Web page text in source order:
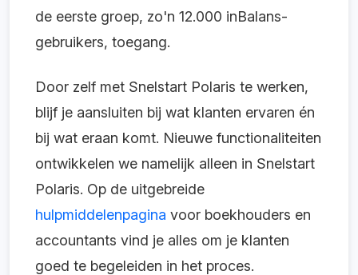
de eerste groep, zo'n 12.000 inBalans-
gebruikers, toegang.
Door zelf met Snelstart Polaris te werken,
blijf je aansluiten bij wat klanten ervaren én
bij wat eraan komt. Nieuwe functionaliteiten
ontwikkelen we namelijk alleen in Snelstart
Polaris. Op de uitgebreide
hulpmiddelenpagina voor boekhouders en
accountants vind je alles om je klanten
goed te begeleiden in het proces.